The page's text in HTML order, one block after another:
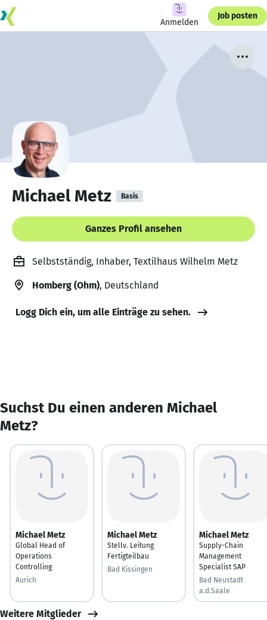
Anmelden
Job posten
Michael Metz Basis
Ganzes Profil ansehen
Selbstständig, Inhaber, Textilhaus Wilhelm Metz
Homberg (Ohm), Deutschland
Logg Dich ein, um alle Einträge zu sehen.
Suchst Du einen anderen Michael
Metz?
Michael Metz
Global Head of
Operations
Controlling
Aurich
Michael Metz
Stellv. Leitung
Fertigteilbau
Bad Kissingen
Michael Metz
Supply-Chain
Management
Specialist SAP
Bad Neustadt
a.d.Saale
Weitere Mitglieder